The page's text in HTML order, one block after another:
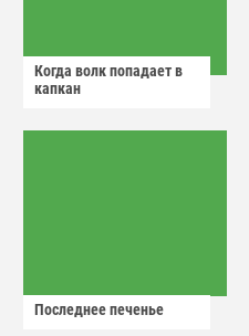
Когда волк попадает в
капкан
Последнее печенье